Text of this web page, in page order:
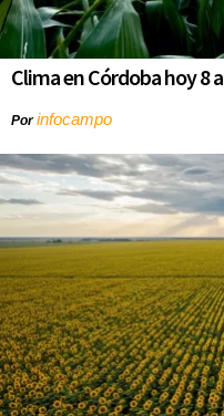
Clima en Córdoba hoy 8
Porinfocampo